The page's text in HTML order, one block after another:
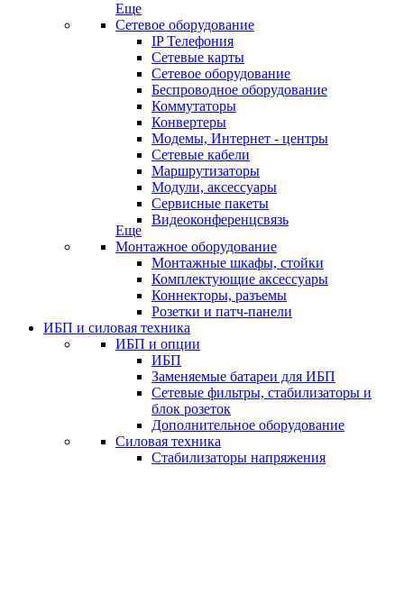
Еще
Сетевое оборудование
IP Телефония
Сетевые карты
Сетевое оборудование
Беспроводное оборудование
Коммутаторы
Конвертеры
Модемы, Интернет - центры
Сетевые кабели
Маршрутизаторы
Модули, аксессуары
Сервисные пакеты
Видеоконференцсвязь
Еще
Монтажное оборудование
Монтажные шкафы, стойки
Комплектующие аксессуары
Коннекторы, разъемы
Розетки и патч-панели
ИБП и силовая техника
ИБП и опции
ИБП
Заменяемые батареи для ИБП
Сетевые фильтры, стабилизаторы и
блок розеток
Дополнительное оборудование
Силовая техника
Стабилизаторы напряжения